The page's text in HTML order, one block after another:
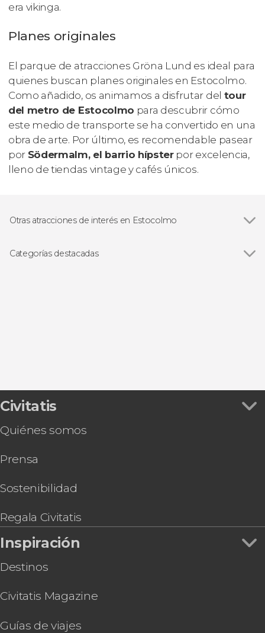
era vikinga.
Planes originales
El parque de atracciones Gröna Lund es ideal para
quienes buscan planes originales en Estocolmo.
Como añadido, os animamos a disfrutar del tour
del metro de Estocolmo para descubrir cómo
este medio de transporte se ha convertido en una
obra de arte. Por último, es recomendable pasear
por Södermalm, el barrio hípsterpor excelencia,
lleno de tiendas vintagey cafés únicos.
Otras atracciones de interés en Estocolmo
Categorías destacadas
Civitatis
Quiénes somos
Prensa
Sostenibilidad
Regala Civitatis
Inspiración
Destinos
Civitatis Magazine
Guías de viajes